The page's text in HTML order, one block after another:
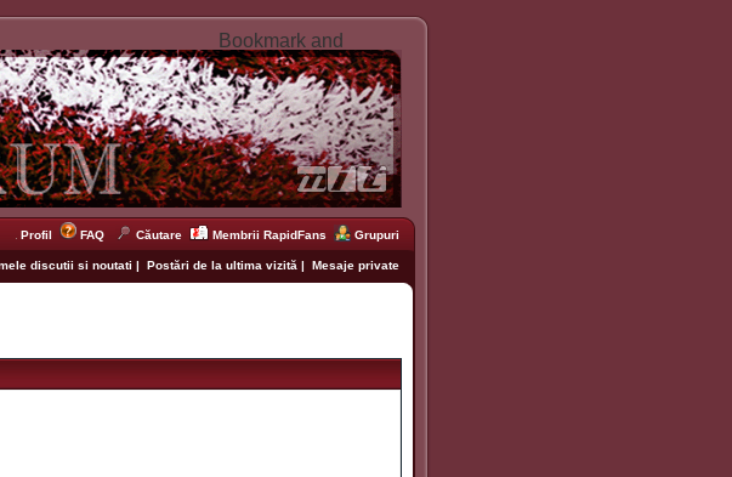
Profil FAQ Căutare Membrii RapidFans Grupuri
discutii si noutati | Postări de la ultima vizită | Mesaje private